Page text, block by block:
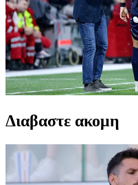
Διαβαστε ακομη